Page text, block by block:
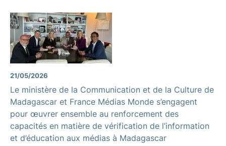
21/05/2026
Le ministère de la Communication et de la Culture de
Madagascar et France Médias Monde s’engagent
pour œuvrer ensemble au renforcement des
capacités en matière de vérification de l’information
et d’éducation aux médias à Madagascar